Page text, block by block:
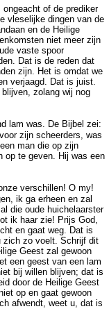
of de prediker
vleselijke dingen van de
en de Heilige
niet meer zijn
vaste spoor
Dat is de reden dat
zijn. Het is omdat we
verjaagd. Dat is juist.
zolang wij nog
lam was. De Bijbel zei:
zijn scheerders, was
man die op zijn
op te geven. Hij was een
verschillen! O my!
ik ga erheen en zal
die oude huichelaarster
ik haar zie! Prijs God,
en gaat weg. Dat is
zich zo voelt. Schrijf dit
Geest zal gewoon
een geest van een lam
bij willen blijven; dat is
door de Heilige Geest
op en gaat gewoon
afwendt, weet u, dat is